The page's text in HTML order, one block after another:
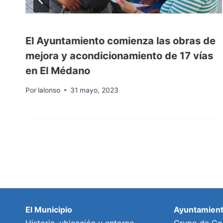
El Ayuntamiento comienza las obras de
mejora y acondicionamiento de 17 vías
en El Médano
Por lalonso 31 mayo, 2023
El Municipio